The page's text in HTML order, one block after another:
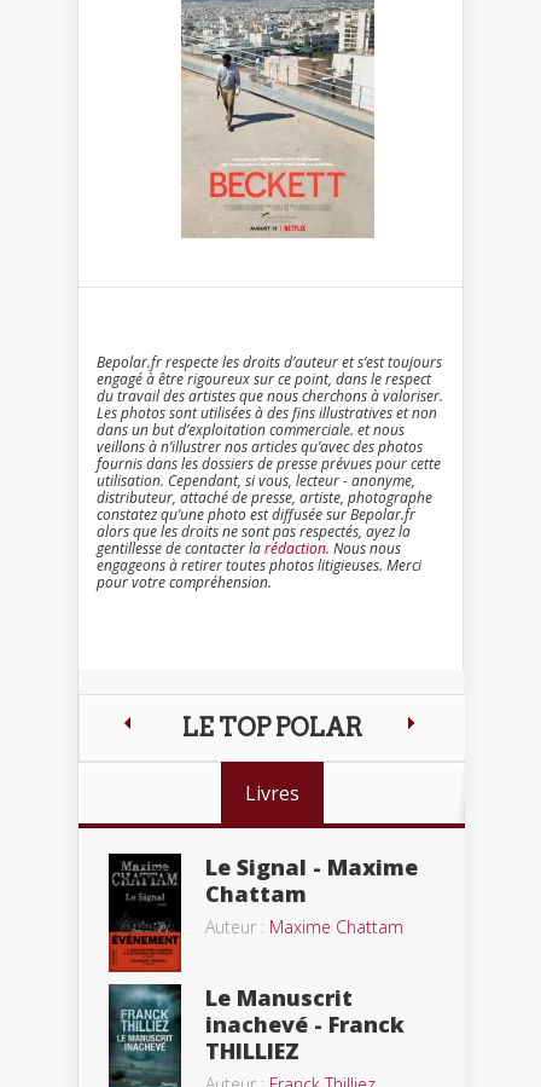
Bepolar.fr respecte les droits d’auteur et s’est toujours
engagé à être rigoureux sur ce point, dans le respect
du travail des artistes que nous cherchons à valoriser.
Les photos sont utilisées à des fins illustratives et non
dans un but d’exploitation commerciale. et nous
veillons à n’illustrer nos articles qu’avec des photos
fournis dans les dossiers de presse prévues pour cette
utilisation. Cependant, si vous, lecteur - anonyme,
distributeur, attaché de presse, artiste, photographe
constatez qu’une photo est diffusée sur Bepolar.fr
alors que les droits ne sont pas respectés, ayez la
gentillesse de contacter larédaction. Nous nous
engageons à retirer toutes photos litigieuses. Merci
pour votre compréhension.
LE TOP POLAR
Livres
Le Signal - Maxime
Chattam
Auteur : Maxime Chattam
Le Manuscrit
inachevé - Franck
THILLIEZ